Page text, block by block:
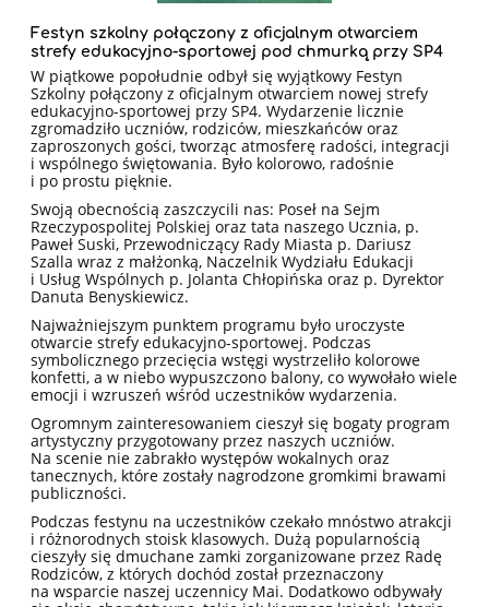
Festyn szkolny połączony z oficjalnym otwarciem
strefy edukacyjno-sportowej pod chmurką przy SP4
W piątkowe popołudnie odbył się wyjątkowy Festyn
Szkolny połączony z oficjalnym otwarciem nowej strefy
edukacyjno-sportowej przy SP4. Wydarzenie licznie
zgromadziło uczniów, rodziców, mieszkańców oraz
zaproszonych gości, tworząc atmosferę radości, integracji
i wspólnego świętowania. Było kolorowo, radośnie
i po prostu pięknie.
Swoją obecnością zaszczycili nas: Poseł na Sejm
Rzeczypospolitej Polskiej oraz tata naszego Ucznia, p.
Paweł Suski, Przewodniczący Rady Miasta p. Dariusz
Szalla wraz z małżonką, Naczelnik Wydziału Edukacji
i Usług Wspólnych p. Jolanta Chłopińska oraz p. Dyrektor
Danuta Benyskiewicz.
Najważniejszym punktem programu było uroczyste
otwarcie strefy edukacyjno-sportowej. Podczas
symbolicznego przecięcia wstęgi wystrzeliło kolorowe
konfetti, a w niebo wypuszczono balony, co wywołało wiele
emocji i wzruszeń wśród uczestników wydarzenia.
Ogromnym zainteresowaniem cieszył się bogaty program
artystyczny przygotowany przez naszych uczniów.
Na scenie nie zabrakło występów wokalnych oraz
tanecznych, które zostały nagrodzone gromkimi brawami
publiczności.
Podczas festynu na uczestników czekało mnóstwo atrakcji
i różnorodnych stoisk klasowych. Dużą popularnością
cieszyły się dmuchane zamki zorganizowane przez Radę
Rodziców, z których dochód został przeznaczony
na wsparcie naszej uczennicy Mai. Dodatkowo odbywały